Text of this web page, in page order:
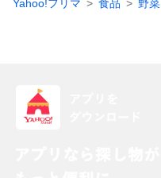
Yahoo!フリマ 食品 野菜